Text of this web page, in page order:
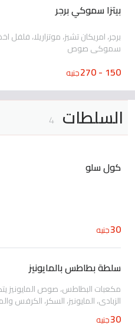
بيتزا سموكي برجر
برجر، امريكان تشيز، موتزاريلا، فلفل
سموكي صوص
150 - 270 جنيه
السلطات 4
كول سلو
30جنيه
سلطة بطاطس بالمايونيز
مكعبات البطاطس، صوص المايونيز
الزبادي، المايونيز، السكر، الكرفس
30جنيه